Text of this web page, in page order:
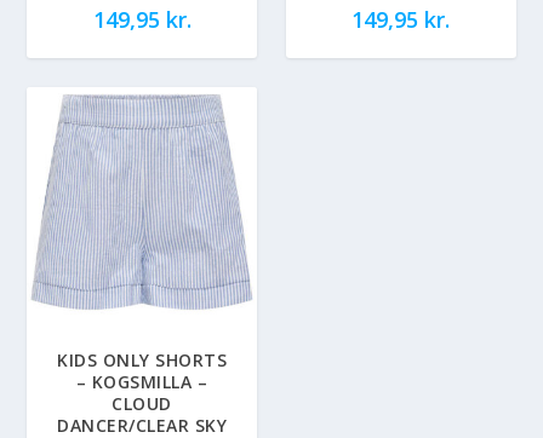
149,95 kr. 149,95 kr.
KIDS ONLY SHORTS
– KOGSMILLA –
CLOUD
DANCER/CLEAR SKY